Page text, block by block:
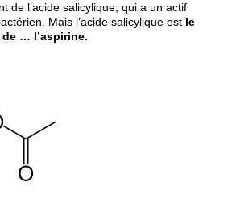
de l’acide salicylique, qui a un actif
Mais l’acide salicylique est le
… l’aspirine.